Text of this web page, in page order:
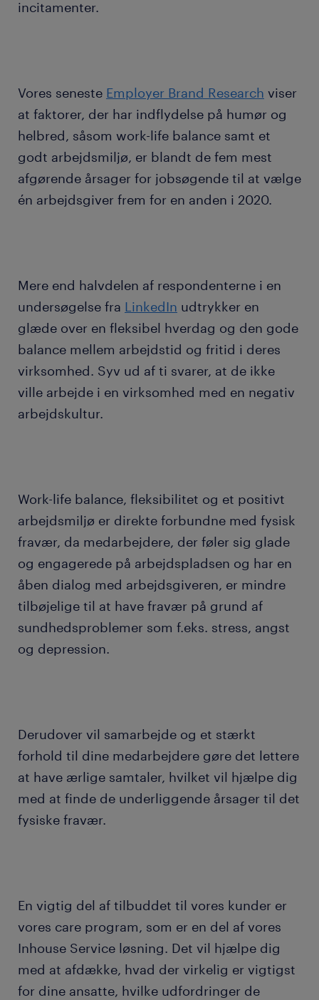
incitamenter.
Vores seneste Employer Brand Research viser
at faktorer, der har indflydelse på humør og
helbred, såsom work-life balance samt et
godt arbejdsmiljø, er blandt de fem mest
afgørende årsager for jobsøgende til at vælge
én arbejdsgiver frem for en anden i 2020.
Mere end halvdelen af respondenterne i en
undersøgelse fra LinkedIn udtrykker en
glæde over en fleksibel hverdag og den gode
balance mellem arbejdstid og fritid i deres
virksomhed. Syv ud af ti svarer, at de ikke
ville arbejde i en virksomhed med en negativ
arbejdskultur.
Work-life balance, fleksibilitet og et positivt
arbejdsmiljø er direkte forbundne med fysisk
fravær, da medarbejdere, der føler sig glade
og engagerede på arbejdspladsen og har en
åben dialog med arbejdsgiveren, er mindre
tilbøjelige til at have fravær på grund af
sundhedsproblemer som f.eks. stress, angst
og depression.
Derudover vil samarbejde og et stærkt
forhold til dine medarbejdere gøre det lettere
at have ærlige samtaler, hvilket vil hjælpe dig
med at finde de underliggende årsager til det
fysiske fravær.
En vigtig del af tilbuddet til vores kunder er
vores care program, som er en del af vores
Inhouse Service løsning. Det vil hjælpe dig
med at afdække, hvad der virkelig er vigtigst
for dine ansatte, hvilke udfordringer de